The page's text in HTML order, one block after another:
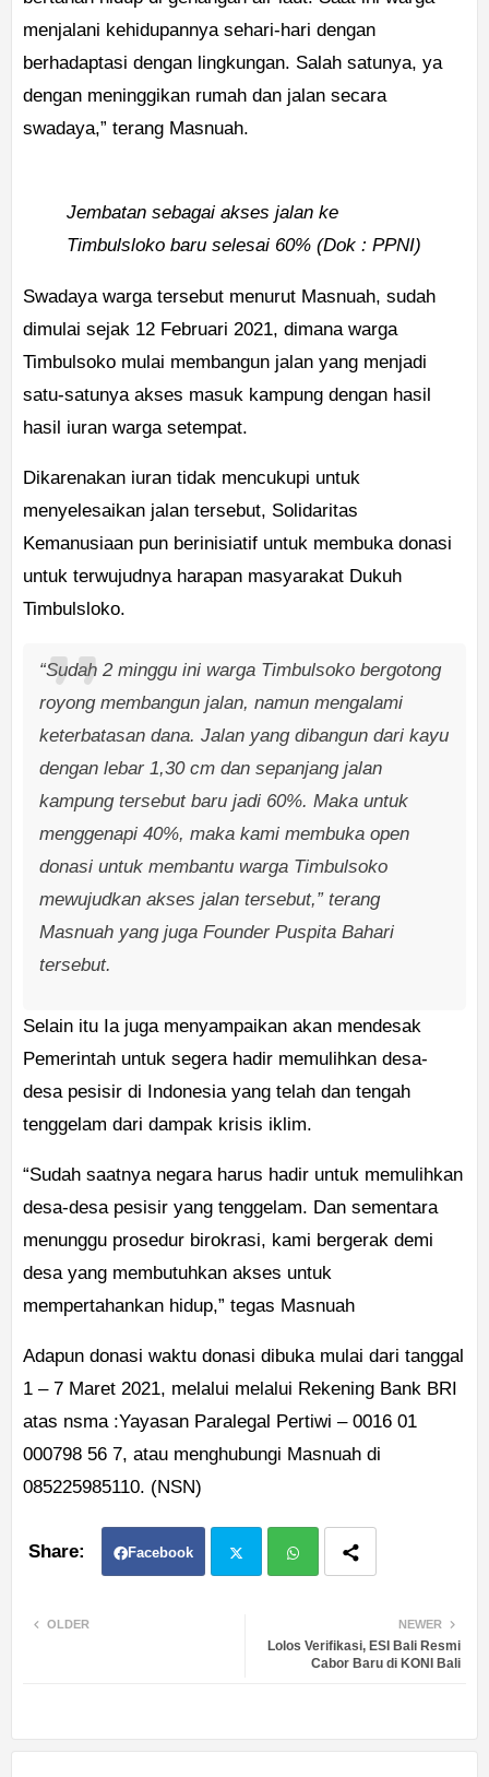
menjalani kehidupannya sehari-hari dengan
berhadaptasi dengan lingkungan. Salah satunya, ya
dengan meninggikan rumah dan jalan secara
swadaya,” terang Masnuah.
Jembatan sebagai akses jalan ke
Timbulsloko baru selesai 60% (Dok : PPNI)
Swadaya warga tersebut menurut Masnuah, sudah
dimulai sejak 12 Februari 2021, dimana warga
Timbulsoko mulai membangun jalan yang menjadi
satu-satunya akses masuk kampung dengan hasil
hasil iuran warga setempat.
Dikarenakan iuran tidak mencukupi untuk
menyelesaikan jalan tersebut, Solidaritas
Kemanusiaan pun berinisiatif untuk membuka donasi
untuk terwujudnya harapan masyarakat Dukuh
Timbulsloko.
“Sudah 2 minggu ini warga Timbulsoko bergotong
royong membangun jalan, namun mengalami
keterbatasan dana. Jalan yang dibangun dari kayu
dengan lebar 1,30 cm dan sepanjang jalan
kampung tersebut baru jadi 60%. Maka untuk
menggenapi 40%, maka kami membuka open
donasi untuk membantu warga Timbulsoko
mewujudkan akses jalan tersebut,” terang
Masnuah yang juga Founder Puspita Bahari
tersebut.
Selain itu Ia juga menyampaikan akan mendesak
Pemerintah untuk segera hadir memulihkan desa-
desa pesisir di Indonesia yang telah dan tengah
tenggelam dari dampak krisis iklim.
“Sudah saatnya negara harus hadir untuk memulihkan
desa-desa pesisir yang tenggelam. Dan sementara
menunggu prosedur birokrasi, kami bergerak demi
desa yang membutuhkan akses untuk
mempertahankan hidup,” tegas Masnuah
Adapun donasi waktu donasi dibuka mulai dari tanggal
1 – 7 Maret 2021, melalui melalui Rekening Bank BRI
atas nsma :Yayasan Paralegal Pertiwi – 0016 01
000798 56 7, atau menghubungi Masnuah di
085225985110. (NSN)
Facebook
atsa
NEWER
Lolos Verifikasi, ESI Bali Resmi
Cabor Baru di KONI Bali
OLDER